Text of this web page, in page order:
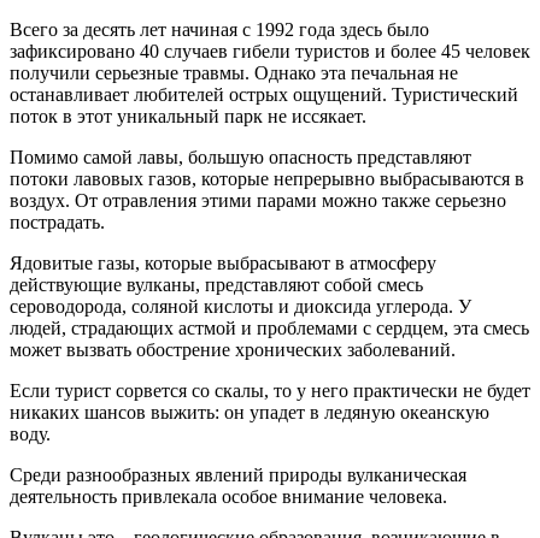
Всего за десять лет начиная с 1992 года здесь было
зафиксировано 40 случаев гибели туристов и более 45 человек
получили серьезные травмы. Однако эта печальная не
останавливает любителей острых ощущений. Туристический
поток в этот уникальный парк не иссякает.
Помимо самой лавы, большую опасность представляют
потоки лавовых газов, которые непрерывно выбрасываются в
воздух. От отравления этими парами можно также серьезно
пострадать.
Ядовитые газы, которые выбрасывают в атмосферу
действующие вулканы, представляют собой смесь
сероводорода, соляной кислоты и диоксида углерода. У
людей, страдающих астмой и проблемами с сердцем, эта смесь
может вызвать обострение хронических заболеваний.
Если турист сорвется со скалы, то у него практически не будет
никаких шансов выжить: он упадет в ледяную океанскую
воду.
Среди разнообразных явлений природы вулканическая
деятельность привлекала особое внимание человека.